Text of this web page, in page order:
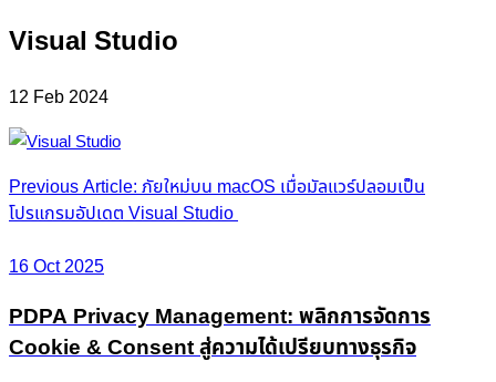
Visual Studio
12 Feb 2024
Post
navigation
Previous Article: ภัยใหม่บน macOS เมื่อมัลแวร์ปลอมเป็น
โปรแกรมอัปเดต Visual Studio
16 Oct 2025
PDPA Privacy Management: พลิกการจัดการ
Cookie & Consent สู่ความได้เปรียบทางธุรกิจ